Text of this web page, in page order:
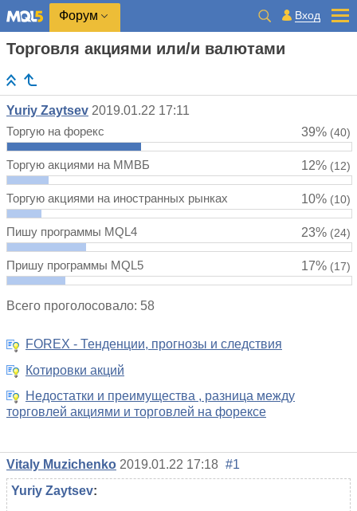
Форум Вход
Торговля акциями или/и валютами
Yuriy Zaytsev 2019.01.22 17:11
Торгую на форекс
39% (40)
Торгую акциями на ММВБ 12% (12)
Торгую акциями на иностранных рынках 10% (10)
Пишу программы MQL4 23% (24)
Пришу программы MQL5 17% (17)
Всего проголосовало: 58
FOREX - Тенденции, прогнозы и следствия
Котировки акций
Недостатки и преимущества , разница между
торговлей акциями и торговлей на форексе
Vitaly Muzichenko 2019.01.22 17:18 #1
Yuriy Zaytsev: